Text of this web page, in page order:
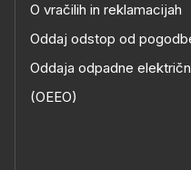
O vračilih in reklamacijah
Oddaj odstop od
Oddaja odpadne
(OEEO)